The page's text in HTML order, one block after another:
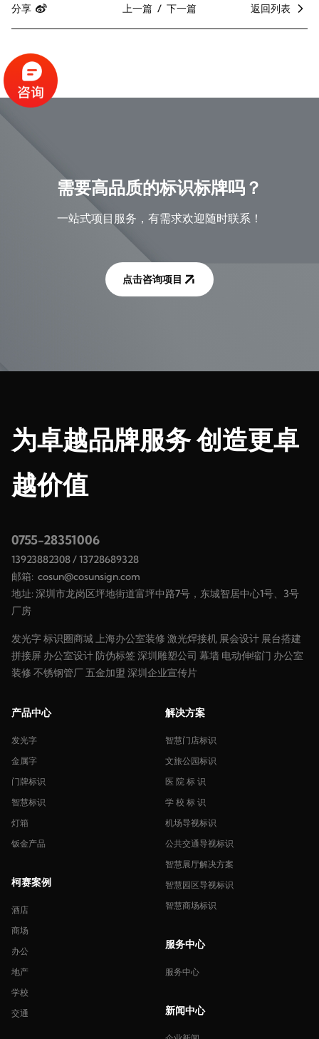
分享 上一篇 下一篇 返回列表
需要高品质的标识标牌吗？
一站式项目服务，有需求欢迎随时联系！
点击咨询项目
为卓越品牌服务 创造更卓
越价值
0755-28351006
13923882308/13728689328
邮箱: cosun@cosunsign.com
地址: 深圳市龙岗区坪地街道富坪中路7号，东城智居中心1号、3号
厂房
发光字标识圈商城上海办公室装修 激光焊接机 展会设计 展台搭建
拼接屏 办公室设计 防伪标签 深圳雕塑公司 幕墙 电动伸缩门 办公室
装修 不锈钢管厂 五金加盟 深圳企业宣传片
产品中心
发光字
金属字
门牌标识
智慧标识
灯箱
钣金产品
柯赛案例
酒店
商场
办公
地产
学校
交通
解决方案
智慧门店标识
文旅公园标识
医 院 标 识
学 校 标 识
机场导视标识
公共交通导视标识
智慧展厅解决方案
智慧园区导视标识
智慧商场标识
服务中心
服务中心
新闻中心